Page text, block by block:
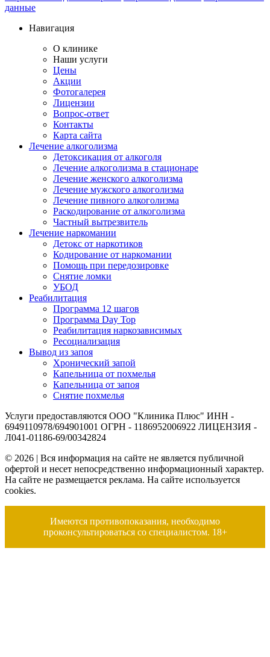
данные
Навигация
О клинике
Наши услуги
Цены
Акции
Фотогалерея
Лицензии
Вопрос-ответ
Контакты
Карта сайта
Лечение алкоголизма
Детоксикация от алкоголя
Лечение алкоголизма в стационаре
Лечение женского алкоголизма
Лечение мужского алкоголизма
Лечение пивного алкоголизма
Раскодирование от алкоголизма
Частный вытрезвитель
Лечение наркомании
Детокс от наркотиков
Кодирование от наркомании
Помощь при передозировке
Снятие ломки
УБОД
Реабилитация
Программа 12 шагов
Программа Day Top
Реабилитация наркозависимых
Ресоциализация
Вывод из запоя
Хронический запой
Капельница от похмелья
Капельница от запоя
Снятие похмелья
Услуги предоставляются ООО "Клиника Плюс" ИНН -
6949110978/694901001 ОГРН - 1186952006922 ЛИЦЕНЗИЯ -
Л041-01186-69/00342824
© 2026 | Вся информация на сайте не является публичной
офертой и несет непосредственно информационный характер.
На сайте не размещается реклама. На сайте используется
cookies.
Имеются противопоказания, необходимо
проконсультироваться со специалистом. 18+